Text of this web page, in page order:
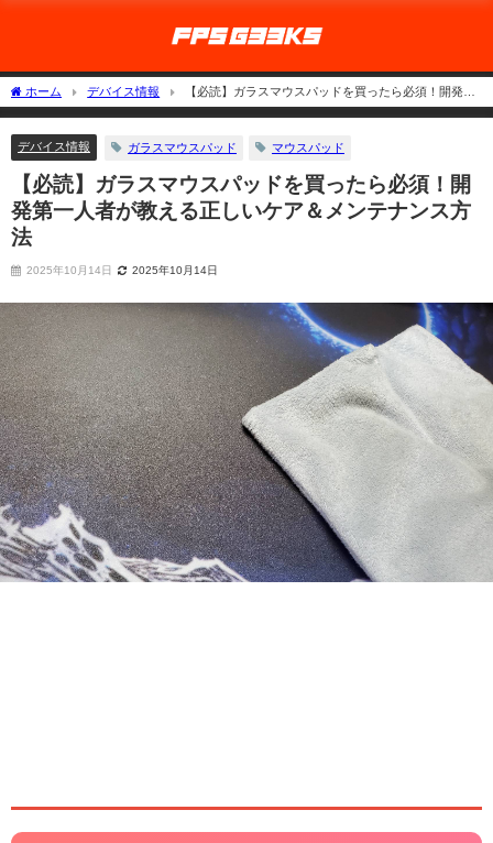
ホーム デバイス情報
【必読】ガラスマウスパッドを買ったら必須！開発第
一人者が教える正しいケア＆メンテナンス方法
デバイス情報 ガラスマウスパッド マウスパッド
【必読】ガラスマウスパッドを買ったら必須！開
発第一人者が教える正しいケア＆メンテナンス方
法
2025年10月14日 2025年10月14日